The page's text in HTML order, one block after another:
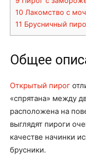
10 Лакомство с
11 Брусничный
Общее
Открытый пирог
«спрятана» между
расположена на
выглядят пироги
качестве начинки
брусники.